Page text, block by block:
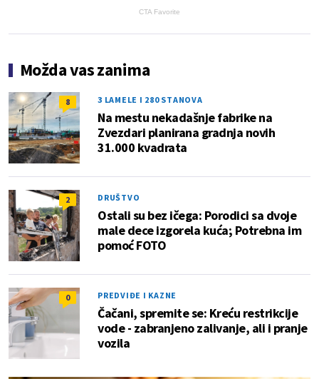
CTA Favorite
Možda vas zanima
8 3 LAMELE I 280 STANOVA
Na mestu nekadašnje fabrike na
Zvezdari planirana gradnja novih
31.000 kvadrata
2 DRUŠTVO
Ostali su bez ičega: Porodici sa dvoje
male dece izgorela kuća; Potrebna im
pomoć FOTO
0 PREDVIĐE I KAZNE
Čačani, spremite se: Kreću restrikcije
vode - zabranjeno zalivanje, ali i pranje
vozila